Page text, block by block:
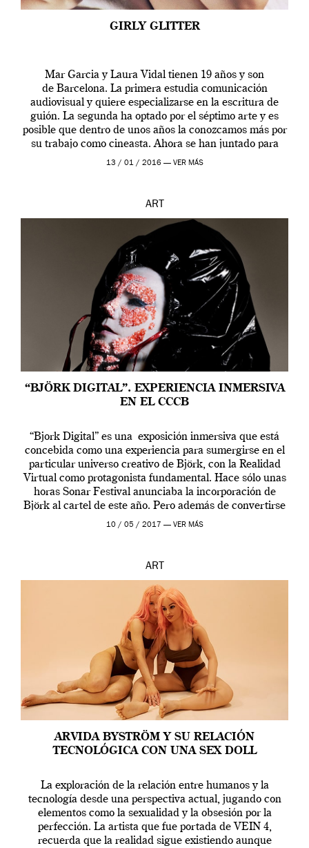
GIRLY GLITTER
Mar Garcia y Laura Vidal tienen 19 años y son
de Barcelona. La primera estudia comunicación
audiovisual y quiere especializarse en la escritura de
guión. La segunda ha optado por el séptimo arte y es
posible que dentro de unos años la conozcamos más por
su trabajo como cineasta. Ahora se han juntado para
contarnos una […]
13 / 01 / 2016 — VER MÁS
ART
“BJÖRK DIGITAL”. EXPERIENCIA INMERSIVA
EN EL CCCB
“Bjork Digital” es una exposición inmersiva que está
concebida como una experiencia para sumergirse en el
particular universo creativo de Björk, con la Realidad
Virtual como protagonista fundamental. Hace sólo unas
horas Sonar Festival anunciaba la incorporación de
Björk al cartel de este año. Pero además de convertirse
en una de las actuaciones más relevantes […]
10 / 05 / 2017 — VER MÁS
ART
ARVIDA BYSTRÖM Y SU RELACIÓN
TECNOLÓGICA CON UNA SEX DOLL
La exploración de la relación entre humanos y la
tecnología desde una perspectiva actual, jugando con
elementos como la sexualidad y la obsesión por la
perfección. La artista que fue portada de VEIN 4,
recuerda que la realidad sigue existiendo aunque